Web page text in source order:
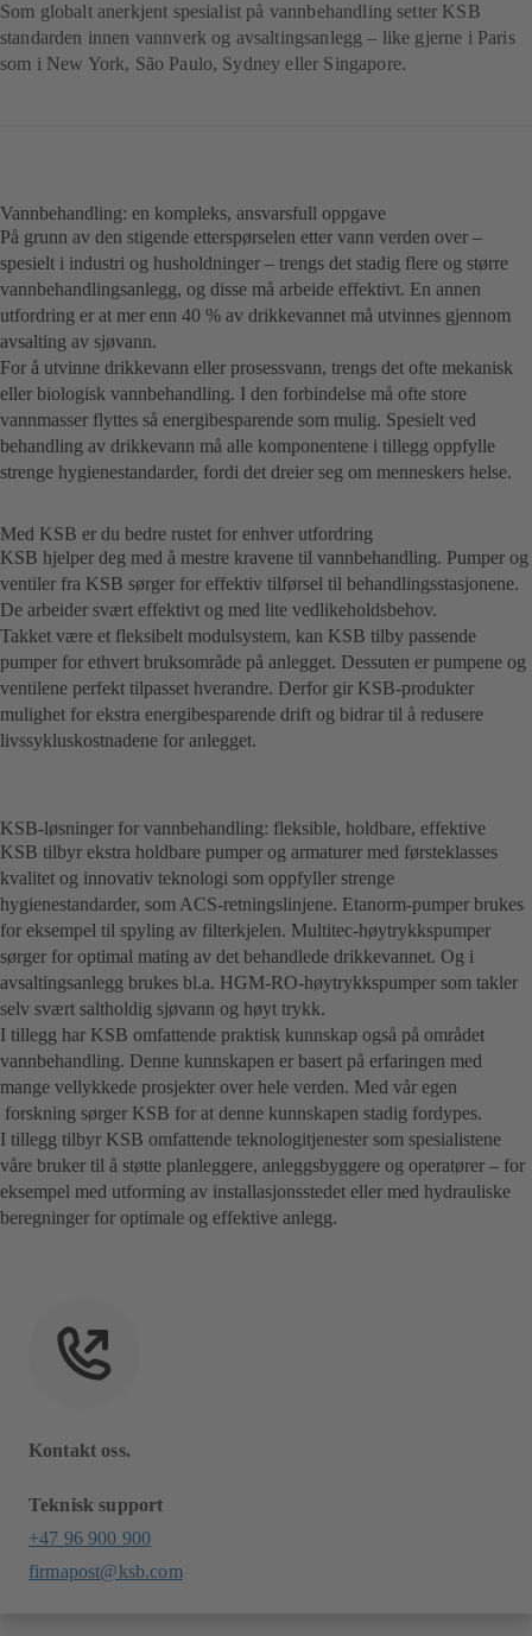
Som globalt anerkjent spesialist på vannbehandling setter KSB
standarden innen vannverk og avsaltingsanlegg – like gjerne i Paris
som i New York, São Paulo, Sydney eller Singapore.
Vannbehandling: en kompleks, ansvarsfull oppgave
På grunn av den stigende etterspørselen etter vann verden over –
spesielt i industri og husholdninger – trengs det stadig flere og større
vannbehandlingsanlegg, og disse må arbeide effektivt. En annen
utfordring er at mer enn 40 % av drikkevannet må utvinnes gjennom
avsalting av sjøvann.
For å utvinne drikkevann eller prosessvann, trengs det ofte mekanisk
eller biologisk vannbehandling. I den forbindelse må ofte store
vannmasser flyttes så energibesparende som mulig. Spesielt ved
behandling av drikkevann må alle komponentene i tillegg oppfylle
strenge hygienestandarder, fordi det dreier seg om menneskers helse.
Med KSB er du bedre rustet for enhver utfordring
KSB hjelper deg med å mestre kravene til vannbehandling. Pumper og
ventiler fra KSB sørger for effektiv tilførsel til behandlingsstasjonene.
De arbeider svært effektivt og med lite vedlikeholdsbehov.
Takket være et fleksibelt modulsystem, kan KSB tilby passende
pumper for ethvert bruksområde på anlegget. Dessuten er pumpene og
ventilene perfekt tilpasset hverandre. Derfor gir KSB-produkter
mulighet for ekstra energibesparende drift og bidrar til å redusere
livssykluskostnadene for anlegget.
KSB-løsninger for vannbehandling: fleksible, holdbare, effektive
KSB tilbyr ekstra holdbare pumper og armaturer med førsteklasses
kvalitet og innovativ teknologi som oppfyller strenge
hygienestandarder, som ACS-retningslinjene. Etanorm-pumper brukes
for eksempel til spyling av filterkjelen. Multitec-høytrykkspumper
sørger for optimal mating av det behandlede drikkevannet. Og i
avsaltingsanlegg brukes bl.a. HGM-RO-høytrykkspumper som takler
selv svært saltholdig sjøvann og høyt trykk.
I tillegg har KSB omfattende praktisk kunnskap også på området
vannbehandling. Denne kunnskapen er basert på erfaringen med
mange vellykkede prosjekter over hele verden. Med vår egen
forskning sørger KSB for at denne kunnskapen stadig fordypes.
I tillegg tilbyr KSB omfattende teknologitjenester som spesialistene
våre bruker til å støtte planleggere, anleggsbyggere og operatører – for
eksempel med utforming av installasjonsstedet eller med hydrauliske
beregninger for optimale og effektive anlegg.
Kontakt oss.
Teknisk support
+47 96 900 900
firmapost@ksb.com